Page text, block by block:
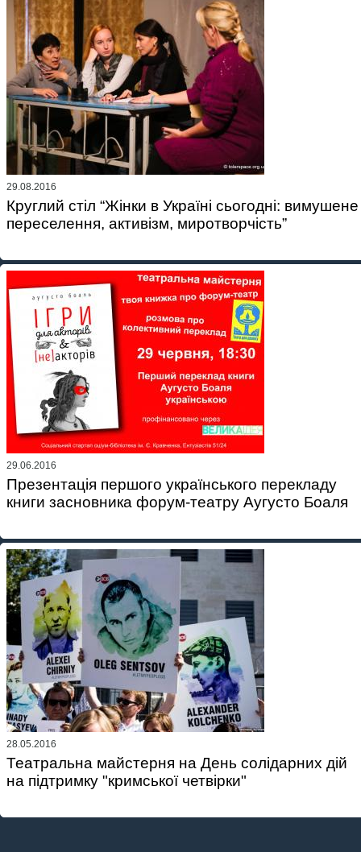
29.08.2016
Круглий стіл “Жінки в Україні сьогодні: вимушене
переселення, активізм, миротворчість”
29.06.2016
Презентація першого українського перекладу
книги засновника форум-театру Аугусто Боаля
28.05.2016
Театральна майстерня на День солідарних дій
на підтримку "кримської четвірки"